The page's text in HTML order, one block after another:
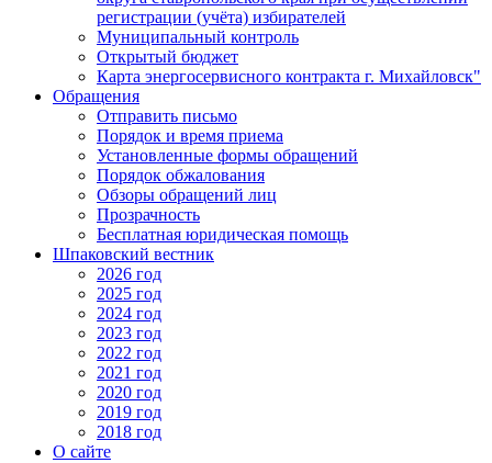
регистрации (учёта) избирателей
Муниципальный контроль
Открытый бюджет
Карта энергосервисного контракта г. Михайловск"
Обращения
Отправить письмо
Порядок и время приема
Установленные формы обращений
Порядок обжалования
Обзоры обращений лиц
Прозрачность
Бесплатная юридическая помощь
Шпаковский вестник
2026 год
2025 год
2024 год
2023 год
2022 год
2021 год
2020 год
2019 год
2018 год
О сайте